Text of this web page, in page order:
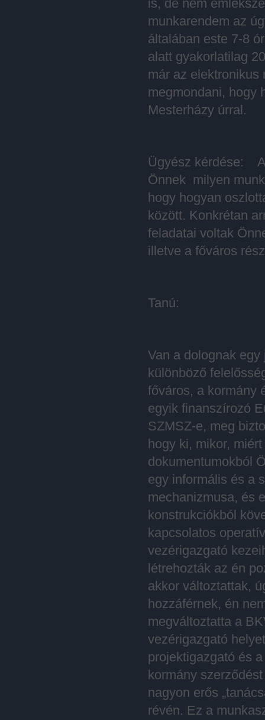
is, de nem
munkarendem az
általában este 7-8
alatt gyakorlatilag
már az elektronikus
megmondani, hogy
Mesterházy úrral.
Ügyész kérdése:
Önnek milyen
hogy hogyan
között. Konkrétan
feladatai voltak
illetve a főváros
Tanú:
Van a dolognak
különböző
főváros, a kormány
egyik finanszírozó
SZMSZ-e, meg
hogy ki, mikor,
dokumentumokból
egy informális és a
mechanizmusa, és
konstrukciókból
kapcsolatos
vezérigazgató
létrehozták az én
akkor változtattak,
hozzáférnek, én
megváltoztatta a
vezérigazgató
projektigazgató és
kormány
nagyon erős
révén. Ez a